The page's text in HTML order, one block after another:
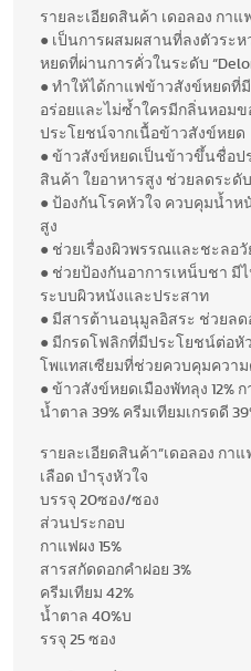
รายละเอียดสินค้า เดอลอง กา
● เป็นการผสมผสานที่ลงตัวระ
หยดที่ผ่านการคั่วในระดับ
● ทำให้ได้กาแฟข้าวสังข์หยดที่
อร่อยและไม่ซ้ำใครมีกลิ่นหอม
ประโยชน์จากเนื้อข้าวสังข์หยด
● ข้าวสังข์หยดเป็นข้าวขึ้นชื่อป
สินค้า ใยอาหารสูง ช่วยลดระดั
● ป้องกันโรคหัวใจ ควบคุมน้ำ
สูง
● ช่วยเรื่องผิวพรรณและชะลอ
● ช่วยป้องกันอาการเหน็บชา
ระบบผิวหนังและประสาท
● มีสารต้านอนุมูลอิสระ ช่วยลด
● มีกรดโฟลิกที่มีประโยชน์ต่อหั
โพแทสเซียมที่ช่วยควบคุมควา
● ข้าวสังข์หยดเมืองพัทลุง 12%
น้ำตาล 39% ครีมเทียมเกรดดี
รายละเอียดสินค้า”เดอลอง กา
เลือด บำรุงหัวใจ
บรรจุ 20ซอง/ซอง
ส่วนประกอบ
กาแฟผง 15%
สารสกัดดอกคำฝอย 3%
ครีมเทียม 42%
น้ำตาล 40%บ
รรจุ 25 ซอง